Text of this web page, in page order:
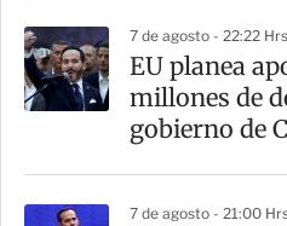
7 de agosto - 22:22 Hrs
EU planea
millones de
gobierno de
7 de agosto - 21:00